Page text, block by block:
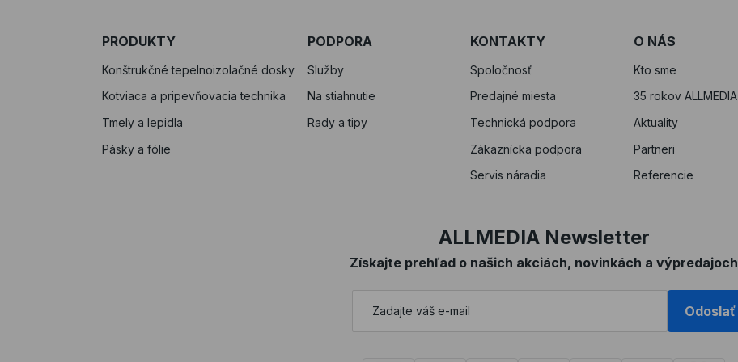
PRODUKTY
Konštrukčné tepelnoizolačné dosky
Kotviaca a pripevňovacia technika
Tmely a lepidla
Pásky a fólie
PODPORA
Služby
Na stiahnutie
Rady a tipy
KONTAKTY
Spoločnosť
Predajné miesta
Technická podpora
Zákaznícka podpora
Servis náradia
O NÁS
Kto sme
35 rokov ALLMEDIA
Aktuality
Partneri
Referencie
ALLMEDIA Newsletter
Získajte prehľad o našich akciách, novinkách a výpredajoch
Odoslať